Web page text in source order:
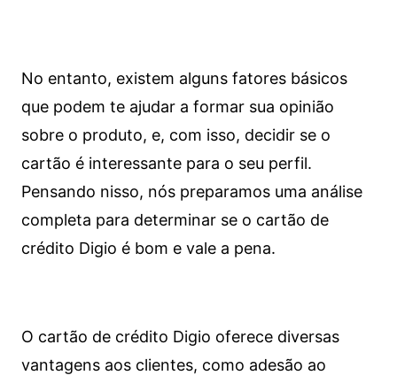
No entanto, existem alguns fatores básicos
que podem te ajudar a formar sua opinião
sobre o produto, e, com isso, decidir se o
cartão é interessante para o seu perfil.
Pensando nisso, nós preparamos uma análise
completa para determinar se o cartão de
crédito Digio é bom e vale a pena.
O cartão de crédito Digio oferece diversas
vantagens aos clientes, como adesão ao